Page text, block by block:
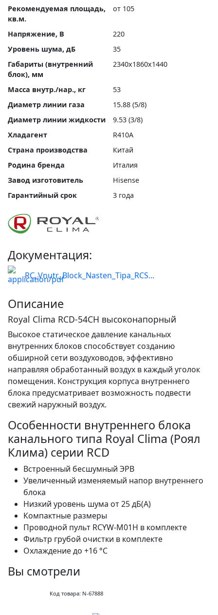
Рекомендуемая площадь,
кв.м.
от 105
Напряжение, В
220
Уровень шума, дБ
35
Габариты (внутренний
блок), мм
2340x1860x1440
Масса внутр./нар., кг
53
Диаметр линии газа
15.88 (5/8)
Диаметр линии жидкости
9.53 (3/8)
Хладагент
R410A
Страна производства
Китай
Родина бренда
Италия
Завод изготовитель
Hisense
Гарантийный срок
3 года
Документация:
RC_Vnutr_Block_Nasten_Tipa_RCS...
Описание
Royal Clima RCD-54CH высоконапорный
Высокое статическое давление канальных
внутренних блоков способствует созданию
обширной сети воздуховодов, эффективно
направляя обработанный воздух в каждый уголок
помещения. Конструкция корпуса внутреннего
блока предусматривает возможность подвести
свежий наружный воздух.
Особенности внутреннего блока
канального типа Royal Clima (Роял
Клима) серии RCD
Встроенный бесшумный ЭРВ
Увеличенный изменяемый напор внутреннего
блока
Низкий уровень шума от 25 дБ(А)
Компактные размеры
Проводной пульт RCYW-M01H в комплекте
Фильтр грубой очистки в комплекте
Охлаждение до +16 °С
Вы смотрели
Код товара: N-67888